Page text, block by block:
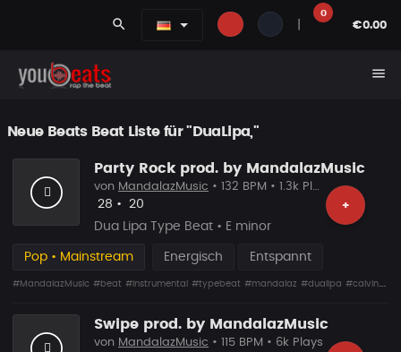
search
0
€0.00
menu
Neue Beats Beat Liste für "DuaLipa,"
Party Rock prod. by MandalazMusic
+
von MandalazMusic • 132 BPM • 1.3k Plays
Likes
28 • Vorgeschlagen
20
Dua Lipa Type Beat • E minor
Pop • Mainstream Energisch Entspannt
#MandalazMusic #beat #instrumental #typebeat #mandalaz #dualipa #calvinharris
Swipe prod. by MandalazMusic
von MandalazMusic • 115 BPM • 6k Plays